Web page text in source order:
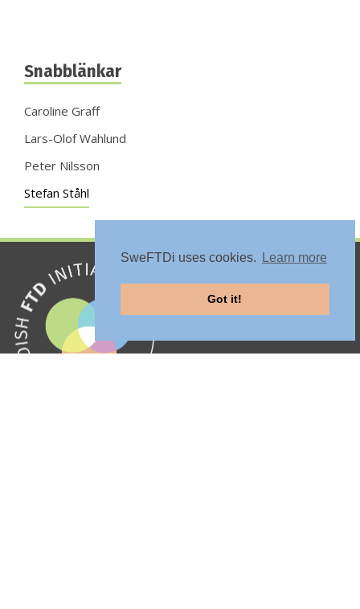
SweFTDi uses cookies. Learn more
Got it!
Snabblänkar
Caroline Graff
Lars-Olof Wahlund
Peter Nilsson
Stefan Ståhl